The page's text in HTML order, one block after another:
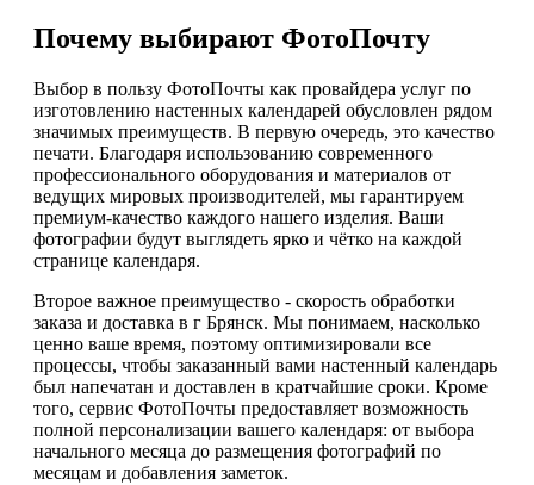
Почему выбирают ФотоПочту
Выбор в пользу ФотоПочты как провайдера услуг по
изготовлению настенных календарей обусловлен рядом
значимых преимуществ. В первую очередь, это качество
печати. Благодаря использованию современного
профессионального оборудования и материалов от
ведущих мировых производителей, мы гарантируем
премиум-качество каждого нашего изделия. Ваши
фотографии будут выглядеть ярко и чётко на каждой
странице календаря.
Второе важное преимущество - скорость обработки
заказа и доставка в г Брянск. Мы понимаем, насколько
ценно ваше время, поэтому оптимизировали все
процессы, чтобы заказанный вами настенный календарь
был напечатан и доставлен в кратчайшие сроки. Кроме
того, сервис ФотоПочты предоставляет возможность
полной персонализации вашего календаря: от выбора
начального месяца до размещения фотографий по
месяцам и добавления заметок.